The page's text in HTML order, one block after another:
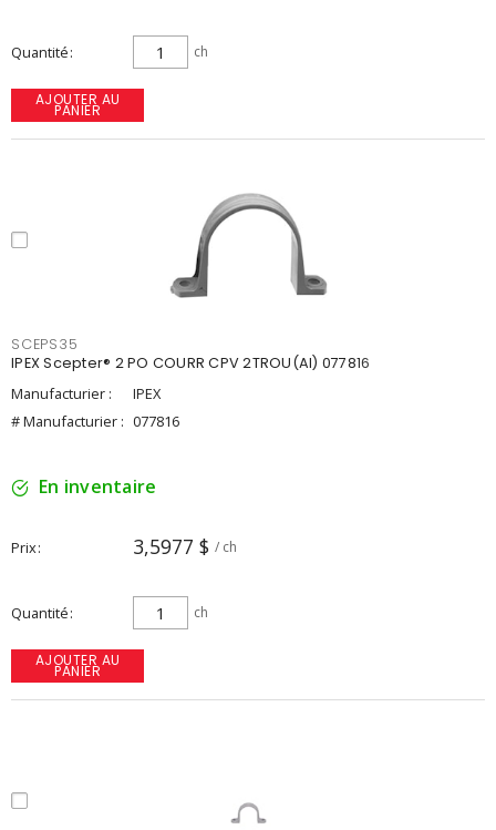
Quantité ch
AJOUTER AU
PANIER
SCEPS35
IPEX Scepter® 2 PO COURR CPV 2TROU(AI) 077816
Manufacturier :
IPEX
# Manufacturier : 077816
En inventaire
Prix 3,5977 $ / ch
Quantité ch
AJOUTER AU
PANIER